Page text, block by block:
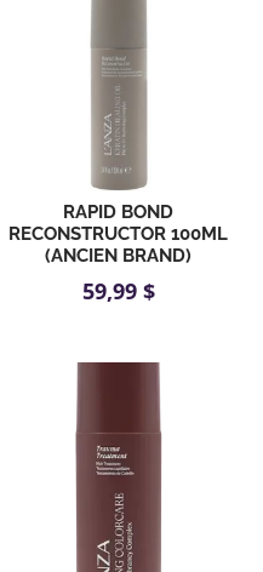
RAPID BOND
RECONSTRUCTOR 100ML
(ANCIEN BRAND)
59,99 $